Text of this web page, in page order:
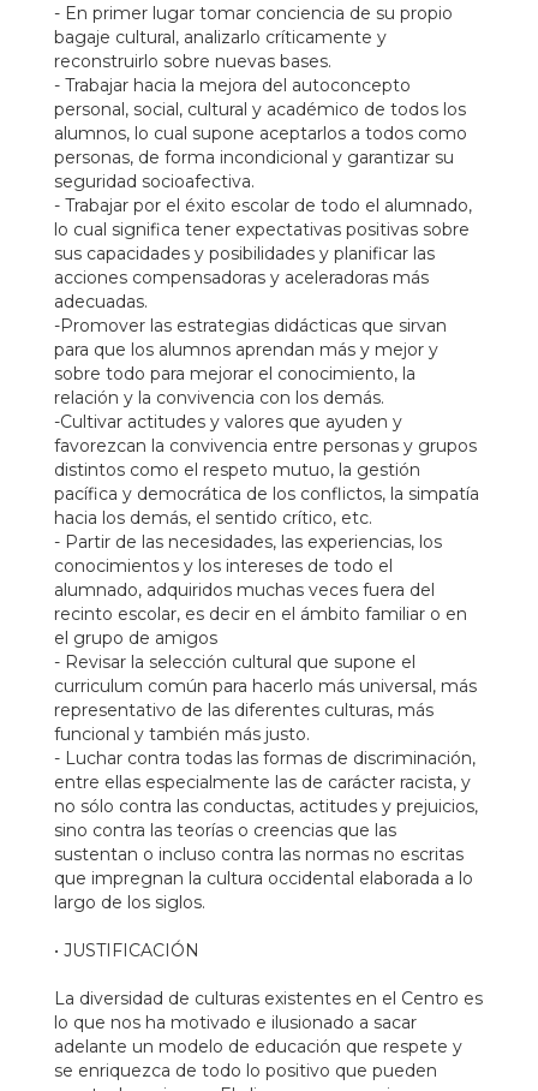
- En primer lugar tomar conciencia de su propio
bagaje cultural, analizarlo críticamente y
reconstruirlo sobre nuevas bases.
- Trabajar hacia la mejora del autoconcepto
personal, social, cultural y académico de todos los
alumnos, lo cual supone aceptarlos a todos como
personas, de forma incondicional y garantizar su
seguridad socioafectiva.
- Trabajar por el éxito escolar de todo el alumnado,
lo cual significa tener expectativas positivas sobre
sus capacidades y posibilidades y planificar las
acciones compensadoras y aceleradoras más
adecuadas.
-Promover las estrategias didácticas que sirvan
para que los alumnos aprendan más y mejor y
sobre todo para mejorar el conocimiento, la
relación y la convivencia con los demás.
-Cultivar actitudes y valores que ayuden y
favorezcan la convivencia entre personas y grupos
distintos como el respeto mutuo, la gestión
pacífica y democrática de los conflictos, la simpatía
hacia los demás, el sentido crítico, etc.
- Partir de las necesidades, las experiencias, los
conocimientos y los intereses de todo el
alumnado, adquiridos muchas veces fuera del
recinto escolar, es decir en el ámbito familiar o en
el grupo de amigos
- Revisar la selección cultural que supone el
curriculum común para hacerlo más universal, más
representativo de las diferentes culturas, más
funcional y también más justo.
- Luchar contra todas las formas de discriminación,
entre ellas especialmente las de carácter racista, y
no sólo contra las conductas, actitudes y prejuicios,
sino contra las teorías o creencias que las
sustentan o incluso contra las normas no escritas
que impregnan la cultura occidental elaborada a lo
largo de los siglos.
• JUSTIFICACIÓN
La diversidad de culturas existentes en el Centro es
lo que nos ha motivado e ilusionado a sacar
adelante un modelo de educación que respete y
se enriquezca de todo lo positivo que pueden